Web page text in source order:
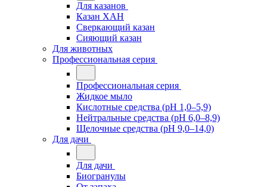
Для казанов
Казан ХАН
Сверкающий казан
Сияющий казан
Для животных
Профессиональная серия
Профессиональная серия
Жидкое мыло
Кислотные средства (pH 1,0–5,9)
Нейтральные средства (pH 6,0–8,9)
Щелочные средства (pH 9,0–14,0)
Для дачи
Для дачи
Биогранулы